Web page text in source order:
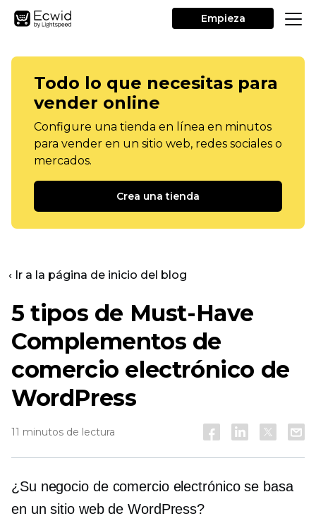
Empieza
Todo lo que necesitas para
vender online
Configure una tienda en línea en minutos
para vender en un sitio web, redes sociales o
mercados.
Crea una tienda
‹ Ir a la página de inicio del blog
5 tipos de Must-Have
Complementos de
comercio electrónico de
WordPress
11 minutos de lectura
¿Su negocio de comercio electrónico se basa
en un sitio web de WordPress?